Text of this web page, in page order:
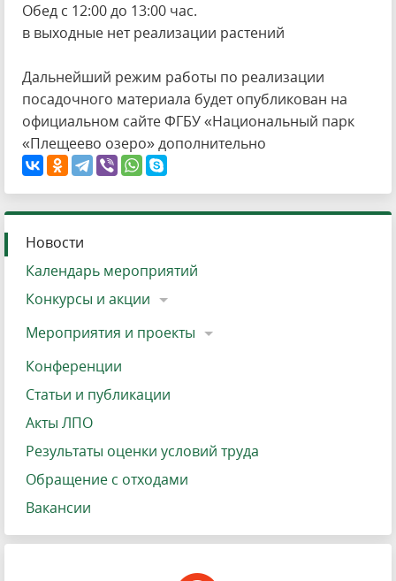
Обед с 12:00 до 13:00 час.
в выходные нет реализации растений
Дальнейший режим работы по реализации
посадочного материала будет опубликован на
официальном сайте ФГБУ «Национальный парк
«Плещеево озеро» дополнительно
Новости
Календарь мероприятий
Конкурсы и акции
Мероприятия и проекты
Конференции
Статьи и публикации
Акты ЛПО
Результаты оценки условий труда
Обращение с отходами
Вакансии